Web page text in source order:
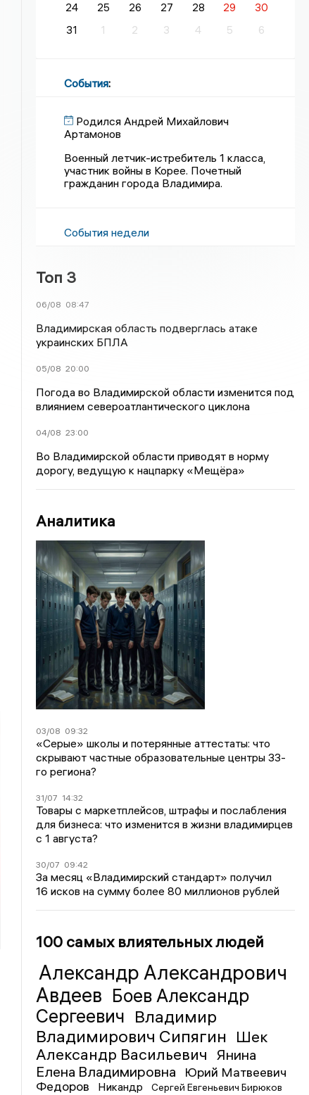
24
25 26 27 28 29
30
31
1 2 3 4 5 6
События:
Родился Андрей Михайлович
Артамонов
Военный летчик-истребитель 1 класса,
участник войны в Корее. Почетный
гражданин города Владимира.
События недели
Топ 3
06/08 08:47
Владимирская область подверглась атаке
украинских БПЛА
05/08 20:00
Погода во Владимирской области изменится под
влиянием североатлантического циклона
04/08 23:00
Во Владимирской области приводят в норму
дорогу, ведущую к нацпарку «Мещёра»
Аналитика
03/08 09:32
«Серые» школы и потерянные аттестаты: что
скрывают частные образовательные центры 33-
го региона?
31/07 14:32
Товары с маркетплейсов, штрафы и послабления
для бизнеса: что изменится в жизни владимирцев
с 1 августа?
30/07 09:42
За месяц «Владимирский стандарт» получил
16 исков на сумму более 80 миллионов рублей
100 самых влиятельных людей
Александр Александрович
Авдеев Боев Александр
Сергеевич Владимир
Владимирович Сипягин Шек
Александр Васильевич
Янина
Елена Владимировна
Юрий Матвеевич
Федоров
Никандр Сергей Евгеньевич Бирюков